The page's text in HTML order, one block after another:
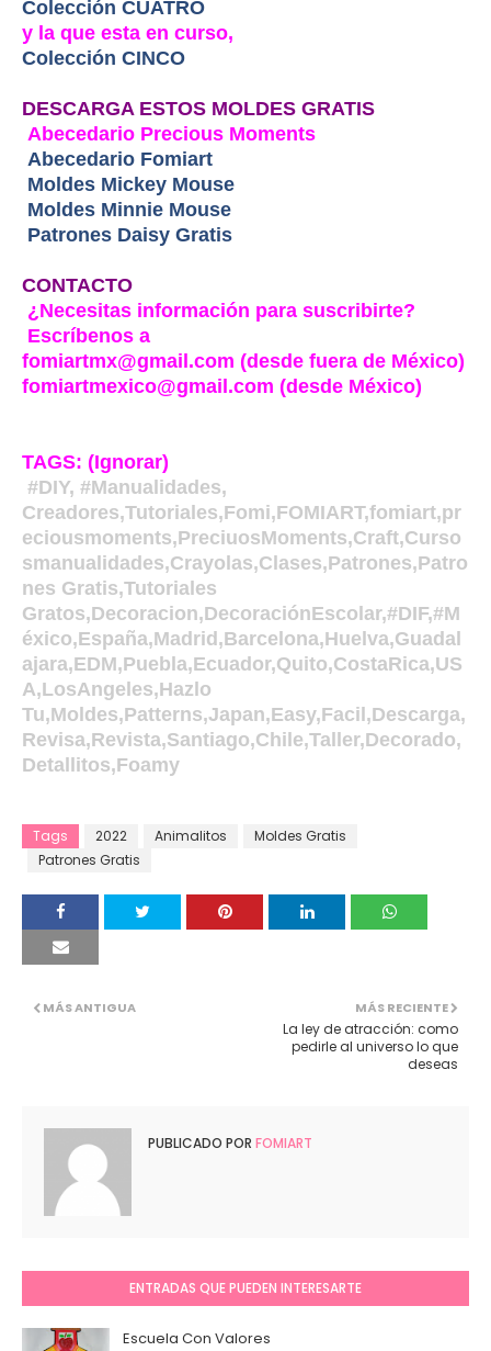
Colección CUATRO
y la que esta en curso,
Colección CINCO
DESCARGA ESTOS MOLDES GRATIS
Abecedario Precious Moments
Abecedario Fomiart
Moldes Mickey Mouse
Moldes Minnie Mouse
Patrones Daisy Gratis
CONTACTO
¿Necesitas información para suscribirte?
Escríbenos a
fomiartmx@gmail.com (desde fuera de México)
fomiartmexico@gmail.com (desde México)
TAGS: (Ignorar)
#DIY, #Manualidades,
Creadores,Tutoriales,Fomi,FOMIART,fomiart,pr
eciousmoments,PreciuosMoments,Craft,Curso
smanualidades,Crayolas,Clases,Patrones,Patro
nes Gratis,Tutoriales
Gratos,Decoracion,DecoraciónEscolar,#DIF,#M
éxico,España,Madrid,Barcelona,Huelva,Guadal
ajara,EDM,Puebla,Ecuador,Quito,CostaRica,US
A,LosAngeles,Hazlo
Tu,Moldes,Patterns,Japan,Easy,Facil,Descarga,
Revisa,Revista,Santiago,Chile,Taller,Decorado,
Detallitos,Foamy
Tags 2022 Animalitos
Moldes Gratis
Patrones Gratis
MÁS RECIENTE
La ley de atracción: como
pedirle al universo lo que
deseas
MÁS ANTIGUA
PUBLICADO POR FOMIART
ENTRADAS QUE PUEDEN INTERESARTE
Escuela Con Valores